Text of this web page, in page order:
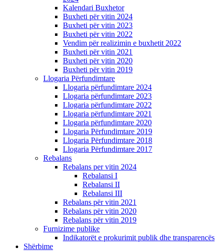
Kalendari Buxhetor
Buxheti për vitin 2024
Buxheti për vitin 2023
Buxheti për vitin 2022
Vendim për realizimin e buxhetit 2022
Buxheti për vitin 2021
Buxheti për vitin 2020
Buxheti për vitin 2019
Llogaria Përfundimtare
Llogaria përfundimtare 2024
Llogaria përfundimtare 2023
Llogaria përfundimtare 2022
Llogaria përfundimtare 2021
Llogaria përfundimtare 2020
Llogaria Përfundimtare 2019
Llogaria Përfundimtare 2018
Llogaria Përfundimtare 2017
Rebalans
Rebalans per vitin 2024
Rebalansi I
Rebalansi II
Rebalansi III
Rebalans për vitin 2021
Rebalans për vitin 2020
Rebalans për vitin 2019
Furnizime publike
Indikatorët e prokurimit publik dhe transparencës
Shërbime